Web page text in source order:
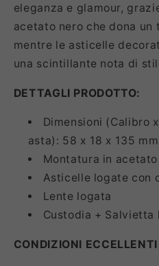
eleganza e glamour,
acetato nero che dona
mentre le asticelle
una scintillante nota di
DETTAGLI PRODOTTO:
Dimensioni (Calibro
asta): 58 x 18 x 135 mm
Montatura in
Asticelle logate con
Lente logata
Custodia + Salvietta
CONDIZIONI ECCELLENTI